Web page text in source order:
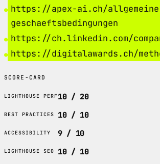
https://apex-ai.ch/
geschaeftsbedingungen
https://ch.linkedin.com/
https://digitalawards.ch/
SCORE-CARD
LIGHTHOUSE PERF10 / 20
BEST PRACTICES 10 / 10
ACCESSIBILITY 9 / 10
LIGHTHOUSE SEO 10 / 10